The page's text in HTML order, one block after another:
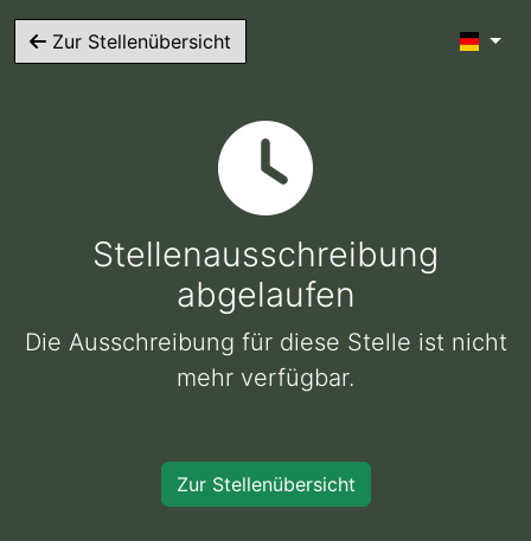
Zur Stellenübersicht
Stellenausschreibung
abgelaufen
Die Ausschreibung für diese Stelle ist nicht
mehr verfügbar.
Zur Stellenübersicht